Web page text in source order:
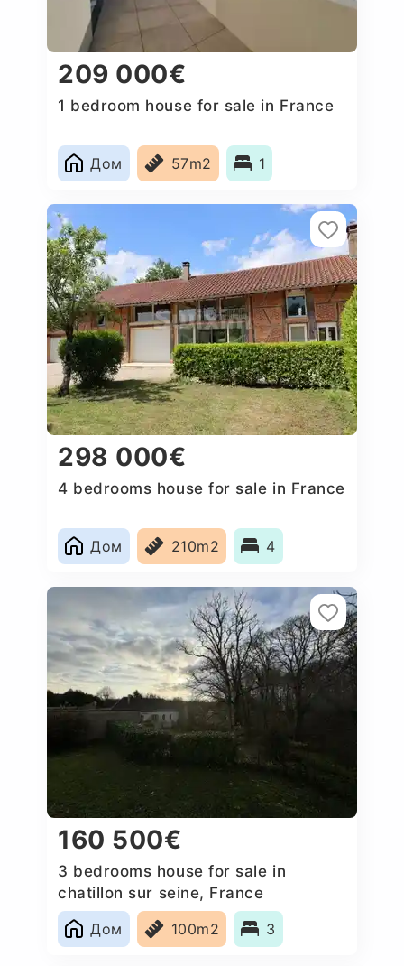
209 000€
1 bedroom house for sale in France
Дом 57m2 1
298 000€
4 bedrooms house for sale in France
Дом 210m2 4
160 500€
3 bedrooms house for sale in
chatillon sur seine, France
Дом
100m2 3